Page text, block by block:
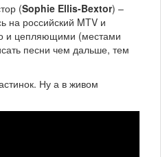
(Sophie Ellis-Bextor) –
на российский MTV и
и цепляющими (местами
песни чем дальше, тем
Ну а в живом